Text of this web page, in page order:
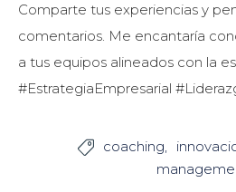
Comparte tus experiencias y
comentarios. Me encantaría
a tus equipos alineados con la
#EstrategiaEmpresarial
 coaching